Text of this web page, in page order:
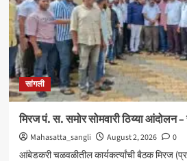
नामकरणाच्या
वादावरून
घोषणाबाजी
सांगली
मिरज पं. स. समोर सोमवारी ठिय्या आंदोलन
Mahasatta_sangli August 2, 2026
0
आंबेडकरी चळवळीतील कार्यकर्त्यांची बैठक मिरज